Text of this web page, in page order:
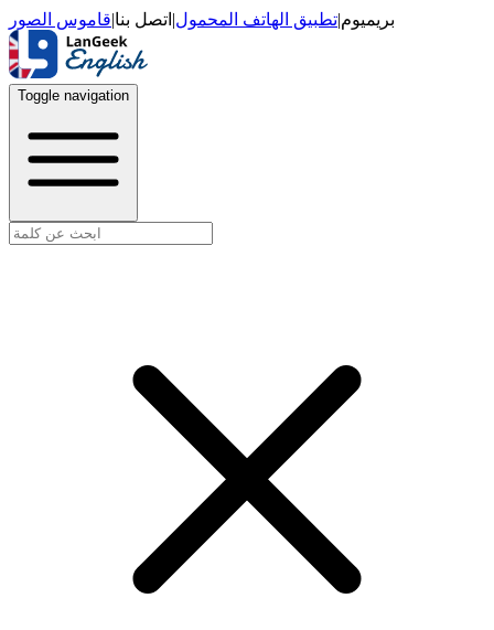
بريميوم|تطبيق الهاتف المحمول| اتصل بنا|قاموس الصور
Toggle navigation